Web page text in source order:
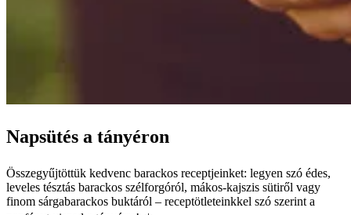
Napsütés a tányéron
Összegyűjtöttük kedvenc barackos receptjeinket: legyen szó édes,
leveles tésztás barackos szélforgóról, mákos-kajszis sütiről vagy
finom sárgabarackos buktáról – receptötleteinkkel szó szerint a